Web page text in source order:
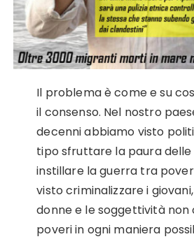
Il problema è come e su
il consenso. Nel nostro
decenni abbiamo visto
tipo sfruttare la paura
instillare la guerra tra
visto criminalizzare i
donne e le soggettività non
poveri in ogni maniera